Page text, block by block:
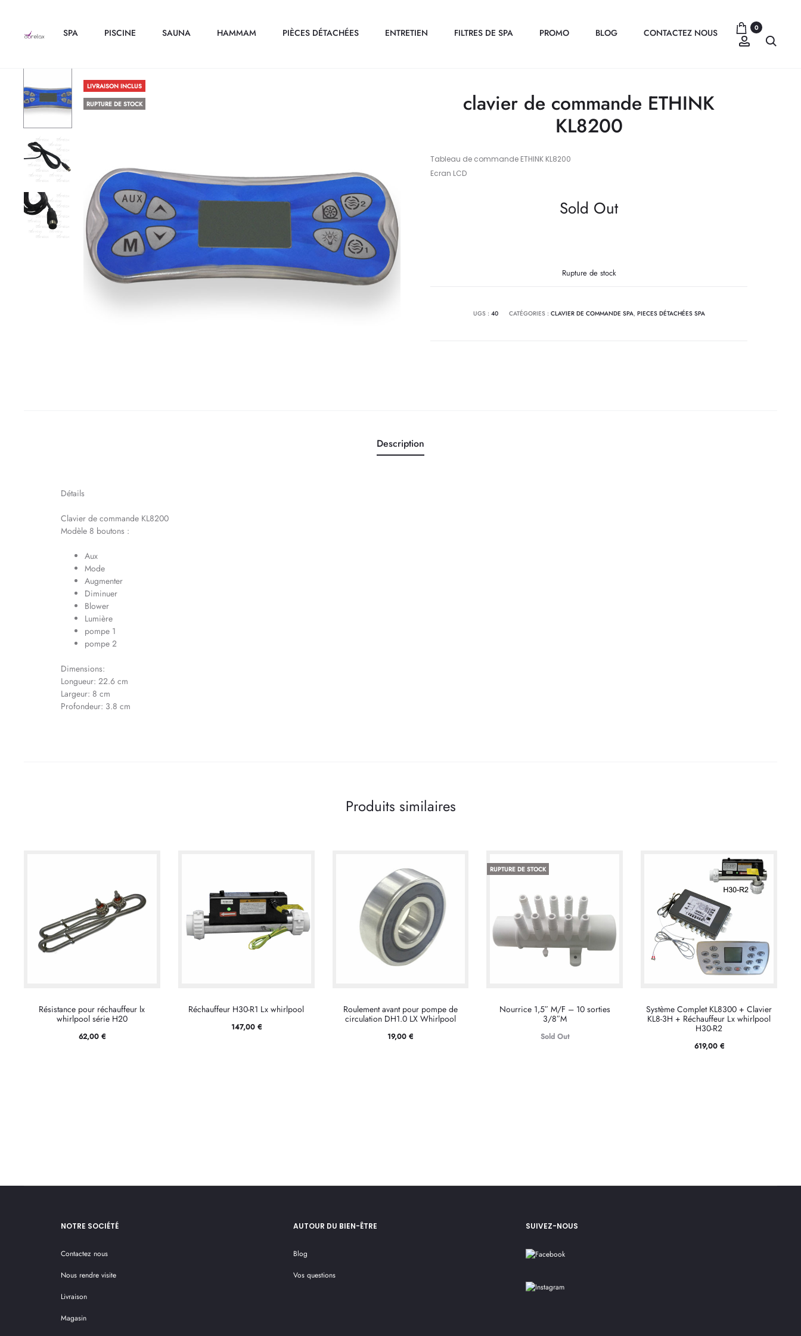
SPA PISCINE SAUNA HAMMAM PIÈCES DÉTACHÉES ENTRETIEN FILTRES DE SPA PROMO BLOG CONTACTEZ NOUS 0
Compte
LIVRAISON INCLUS
RUPTURE DE STOCK
clavier de commande ETHINK
KL8200
Tableau de commande ETHINK KL8200
Ecran LCD
Sold Out
Rupture de stock
UGS : 40 CATÉGORIES : CLAVIER DE COMMANDE SPA, PIECES DÉTACHÉES SPA
Description
Détails
Clavier de commande KL8200
Modèle 8 boutons :
Aux
Mode
Augmenter
Diminuer
Blower
Lumière
pompe 1
pompe 2
Dimensions:
Longueur: 22.6 cm
Largeur: 8 cm
Profondeur: 3.8 cm
Produits similaires
Résistance pour réchauffeur lx
whirlpool série H20
62,00 €
Réchauffeur H30-R1 Lx whirlpool
147,00 €
Roulement avant pour pompe de
circulation DH1.0 LX Whirlpool
19,00€
RUPTURE DE STOCK
Nourrice 1,5″ M/F – 10 sorties
3/8″M
Sold Out
Système Complet KL8300 + Clavier
KL8-3H + Réchauffeur Lx whirlpool
H30-R2
619,00 €
NOTRE SOCIÉTÉ
Contactez nous
Nous rendre visite
Livraison
Magasin
AUTOUR DU BIEN-ÊTRE
Blog
Vos questions
SUIVEZ-NOUS